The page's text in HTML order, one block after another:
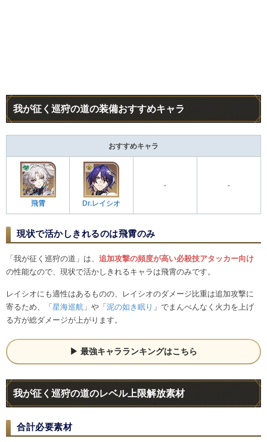
我が征く巡狩の道の装備おすすめキャラ
おすすめキャラ
飛霄 Dr.レイシオ
- -
現状で活かしきれるのは飛霄のみ
「我が征く巡狩の道」は、 追加攻撃の頻度が高い必殺技アタッカー向け
の性能なので、現状で活かしきれるキャラは飛霄のみです。
レイシオにも適性はあるものの、レイシオのダメージ比重は追加攻撃に
寄るため、「 星海巡航 」や「 泥の如き眠り 」でまんべんなく火力を上げ
る方が総ダメージが上がります。
最強キャラランキングはこちら
我が征く巡狩の道のレベル上限解放素材
合計必要素材